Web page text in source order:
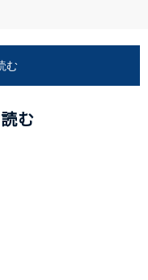
む
む